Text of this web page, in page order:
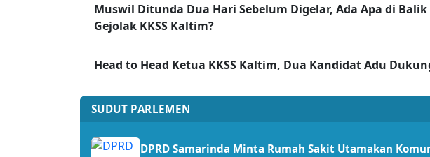
Muswil Ditunda Dua Hari Sebelum Digelar, Ada Apa di Balik
Gejolak KKSS Kaltim?
Head to Head Ketua KKSS Kaltim, Dua Kandidat Adu
SUDUT PARLEMEN
DPRD Samarinda Minta Rumah Sakit Utamakan